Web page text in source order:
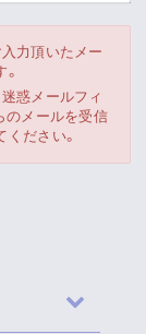
力頂いたメー
惑メールフィ
のメールを受信
ださい。